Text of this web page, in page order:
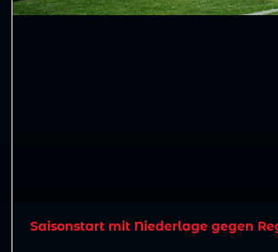
Saisonstart mit Niederlage gegen